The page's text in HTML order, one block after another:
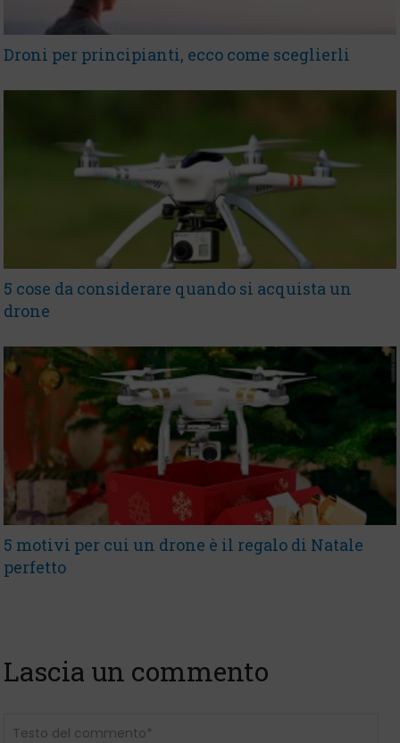
Droni per principianti, ecco come sceglierli
5 cose da considerare quando si acquista un
drone
5 motivi per cui un drone è il regalo di Natale
perfetto
Lascia un commento